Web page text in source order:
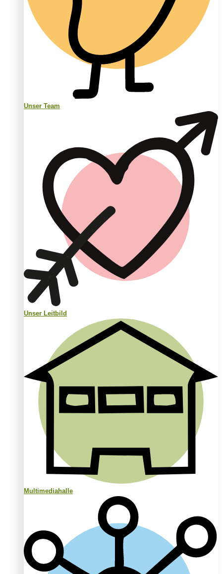
Unser Team
Unser Leitbild
Multimediahalle